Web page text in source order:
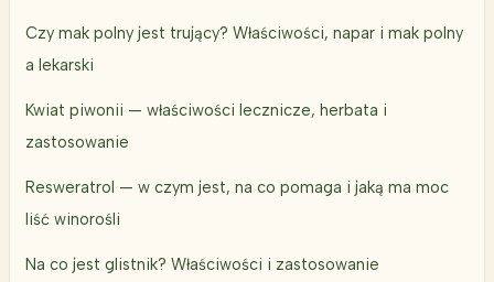
Czy mak polny jest trujący? Właściwości, napar i mak polny
a lekarski
Kwiat piwonii — właściwości lecznicze, herbata i
zastosowanie
Resweratrol — w czym jest, na co pomaga i jaką ma moc
liść winorośli
Na co jest glistnik? Właściwości i zastosowanie